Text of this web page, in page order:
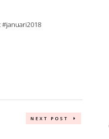
NEXT POST